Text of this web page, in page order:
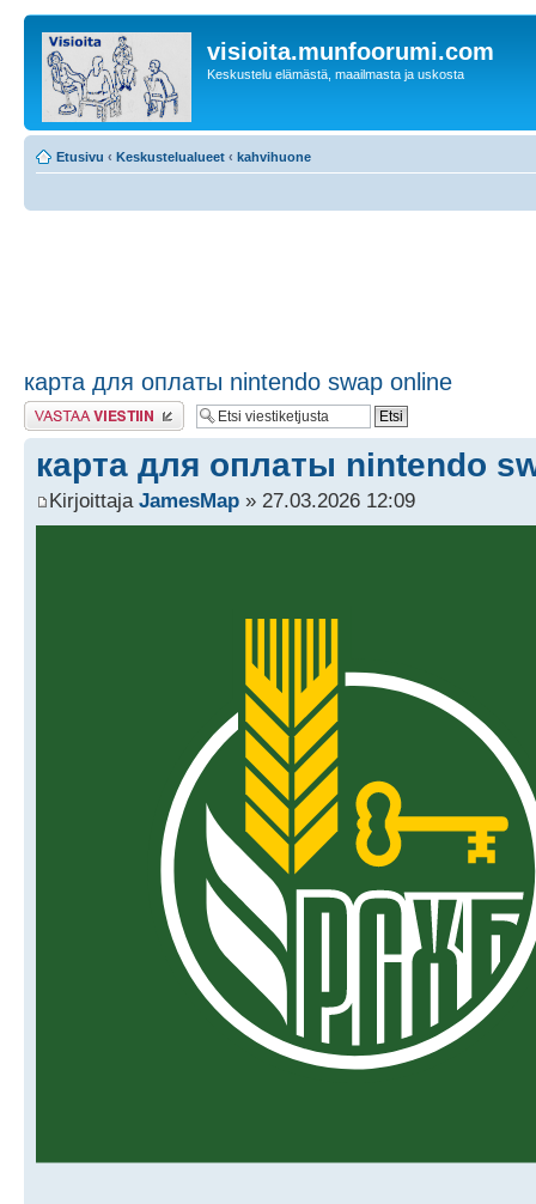
visioita.munfoorumi.com
Keskustelu elämästä, maailmasta ja uskosta
Etusivu ‹ Keskustelualueet ‹ kahvihuone
карта для оплаты nintendo swap online
Lähetä vastaus
карта для оплаты nintendo
Kirjoittaja JamesMap » 27.03.2026 12:09